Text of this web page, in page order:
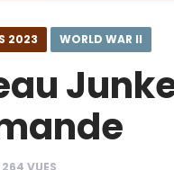
2023 WORLD WAR II
264 VUES